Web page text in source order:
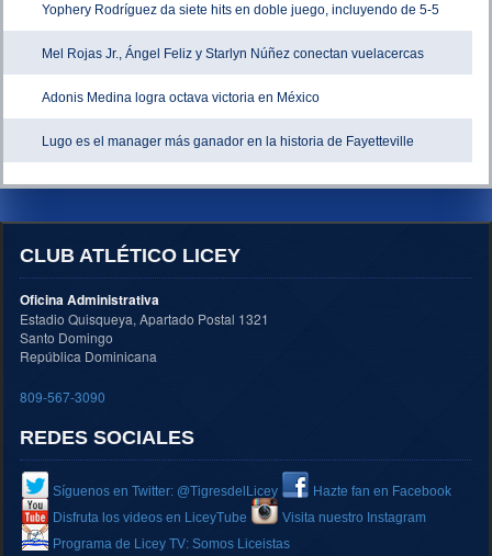
Yophery Rodríguez da siete hits en doble juego, incluyendo de 5-5
Mel Rojas Jr., Ángel Feliz y Starlyn Núñez conectan vuelacercas
Adonis Medina logra octava victoria en México
Lugo es el manager más ganador en la historia de Fayetteville
CLUB ATLÉTICO LICEY
Oficina Administrativa
Estadio Quisqueya, Apartado Postal 1321
Santo Domingo
República Dominicana
809-567-3090
REDES SOCIALES
Síguenos en Twitter: @TigresdelLicey
Hazte fan en Facebook
Disfruta los videos en LiceyTube
Visita nuestro Instagram
Programa de Licey TV: Somos Liceistas